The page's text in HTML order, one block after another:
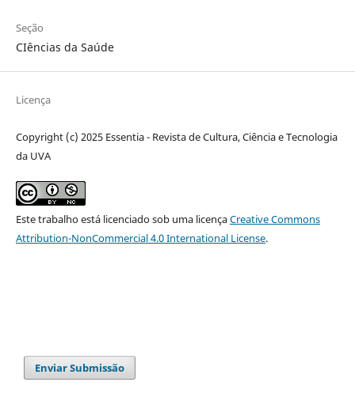
Seção
CIências da Saúde
Licença
Copyright (c) 2025 Essentia - Revista de Cultura, Ciência e Tecnologia
da UVA
Este trabalho está licenciado sob uma licençaCreative Commons
Attribution-NonCommercial 4.0 International License.
Enviar Submissão